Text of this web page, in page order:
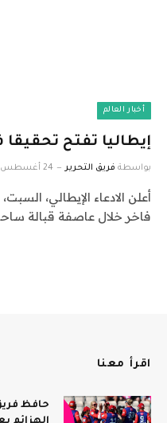
أخبار العالم
إيطاليا تفتح
بواسطة فريق التحرير 24 أغسطس، 2024
أعلن الادعاء الإيطالي،
فاخر خلال عاصفة قبالة
اقرأ معنا